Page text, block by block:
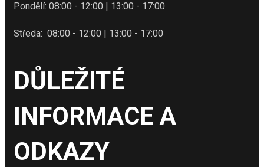
Pondělí: 08:00 - 12:00 | 13:00 - 17:00
Středa: 08:00 - 12:00 | 13:00 - 17:00
DŮLEŽITÉ
INFORMACE A
ODKAZY